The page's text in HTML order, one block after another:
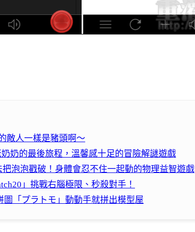
敵人一樣是豬頭啊～
奶奶的最後旅程，溫馨感十足的冒險解謎遊戲
把泡泡戳破！身體會忍不住一起動的物理益智遊戲
」挑戰右腦極限、秒殺對手！
圖「プラトモ」動動手就拼出模型屋